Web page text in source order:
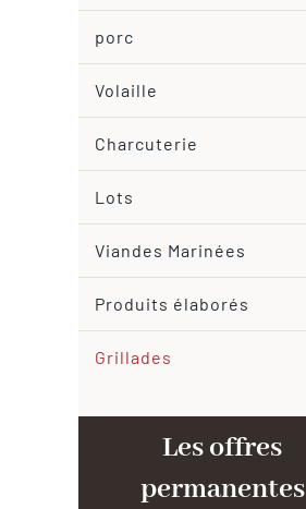
porc
Volaille
Charcuterie
Lots
Viandes Marinées
Produits élaborés
Grillades
Les offres
permanentes